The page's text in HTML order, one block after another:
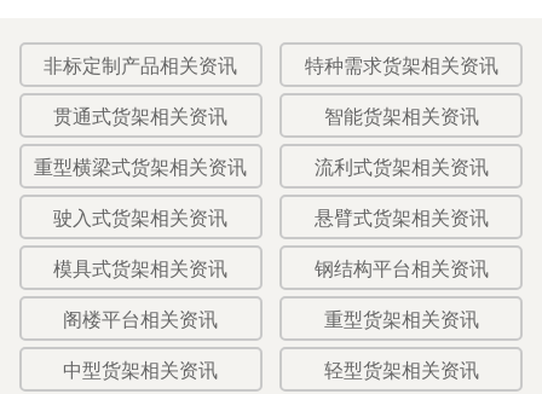
非标定制产品相关资讯 特种需求货架相关资讯
贯通式货架相关资讯 智能货架相关资讯
重型横梁式货架相关资讯 流利式货架相关资讯
驶入式货架相关资讯 悬臂式货架相关资讯
模具式货架相关资讯 钢结构平台相关资讯
阁楼平台相关资讯 重型货架相关资讯
中型货架相关资讯 轻型货架相关资讯